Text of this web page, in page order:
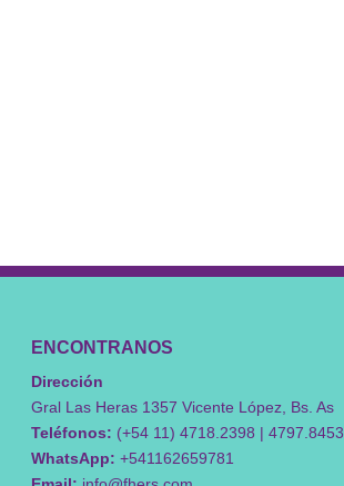
ENCONTRANOS
Dirección
Gral Las Heras 1357 Vicente López, Bs. As
Teléfonos: (+54 11) 4718.2398 | 4797.8453
WhatsApp: +541162659781